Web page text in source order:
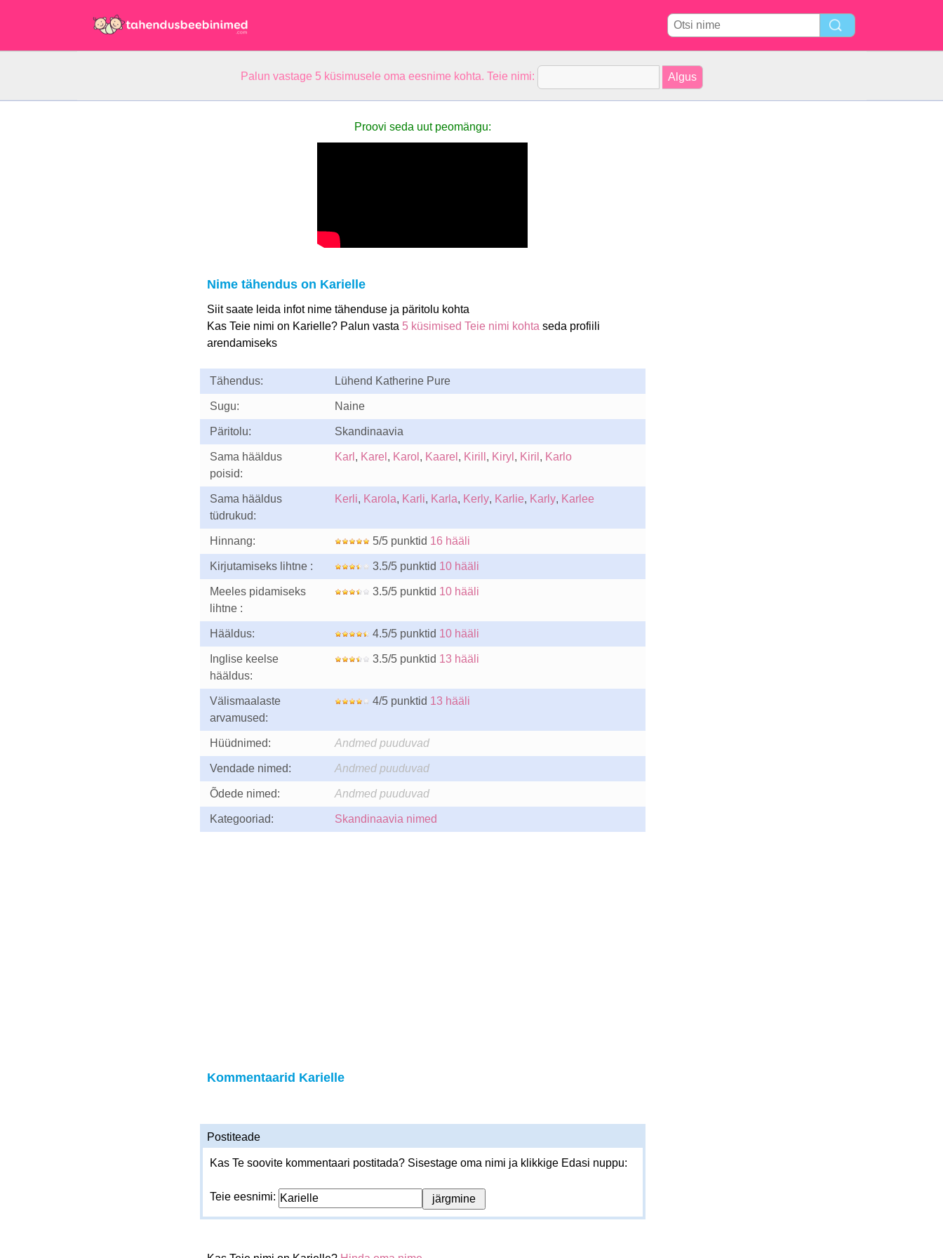
Palun vastage 5 küsimusele oma eesnime kohta. Teie nimi:
Proovi seda uut peomängu:
Nime tähendus on Karielle
Siit saate leida infot nime tähenduse ja päritolu kohta
Kas Teie nimi on Karielle? Palun vasta 5 küsimised Teie nimi kohta seda profiili
arendamiseks
Tähendus: Lühend Katherine Pure
Sugu: Naine
Päritolu: Skandinaavia
Sama hääldus
poisid:
Karl , Karel , Karol , Kaarel , Kirill , Kiryl , Kiril , Karlo
Sama hääldus
tüdrukud:
Kerli, Karola, Karli, Karla, Kerly, Karlie, Karly, Karlee
Hinnang: 5/5 punktid 16 hääli
Kirjutamiseks lihtne : 3.5/5 punktid 10 hääli
Meeles pidamiseks
lihtne :
3.5/5 punktid 10 hääli
Hääldus: 4.5/5 punktid 10 hääli
Inglise keelse
hääldus:
3.5/5 punktid 13 hääli
Välismaalaste
arvamused:
4/5 punktid 13 hääli
Hüüdnimed: Andmed puuduvad
Vendade nimed: Andmed puuduvad
Õdede nimed: Andmed puuduvad
Kategooriad: Skandinaavia nimed
Kommentaarid Karielle
Postiteade
Kas Te soovite kommentaari postitada? Sisestage oma nimi ja klikkige Edasi nuppu:
Teie eesnimi: